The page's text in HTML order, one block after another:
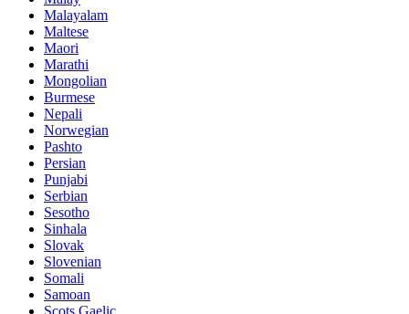
Malayalam
Maltese
Maori
Marathi
Mongolian
Burmese
Nepali
Norwegian
Pashto
Persian
Punjabi
Serbian
Sesotho
Sinhala
Slovak
Slovenian
Somali
Samoan